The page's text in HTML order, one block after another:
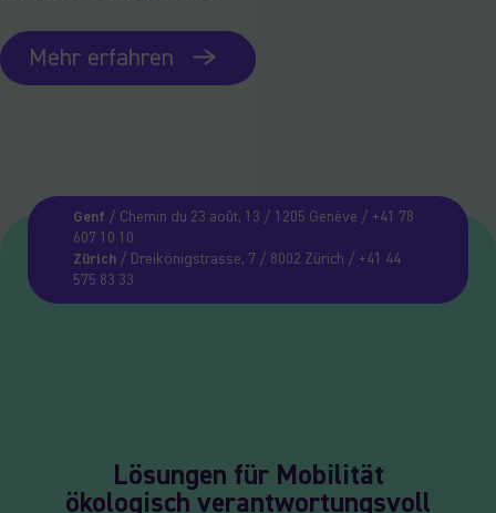
Mehr erfahren
Genf / Chemin du 23 août, 13 / 1205 Genève / +41 78
607 10 10
Zürich/ Dreikönigstrasse, 7 / 8002 Zürich / +41 44
575 83 33
Lösungen für Mobilität
ökologisch verantwortungsvoll